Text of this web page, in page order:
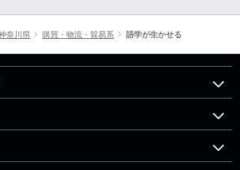
奈川県 購買・物流・貿易系 語学が生かせる